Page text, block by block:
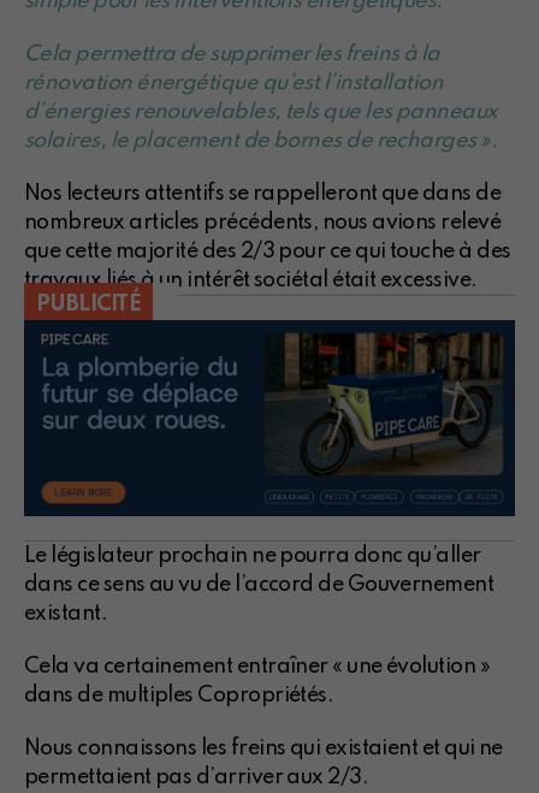
Cela permettra de supprimer les freins à la
rénovation énergétique qu’est l’installation
d’énergies renouvelables, tels que les panneaux
solaires, le placement de bornes de recharges ».
Nos lecteurs attentifs se rappelleront que dans de
nombreux articles précédents, nous avions relevé
que cette majorité des 2/3 pour ce qui touche à des
travaux liés à un intérêt sociétal était excessive.
Le législateur prochain ne pourra donc qu’aller
dans ce sens au vu de l’accord de Gouvernement
existant.
Cela va certainement entraîner « une évolution »
dans de multiples Copropriétés.
Nous connaissons les freins qui existaient et qui ne
permettaient pas d’arriver aux 2/3.